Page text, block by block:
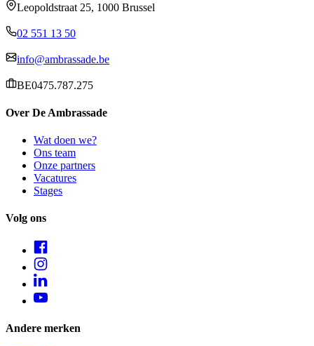
Leopoldstraat 25, 1000 Brussel
02 551 13 50
info@ambrassade.be
BE0475.787.275
Over De Ambrassade
Wat doen we?
Ons team
Onze partners
Vacatures
Stages
Volg ons
Andere merken